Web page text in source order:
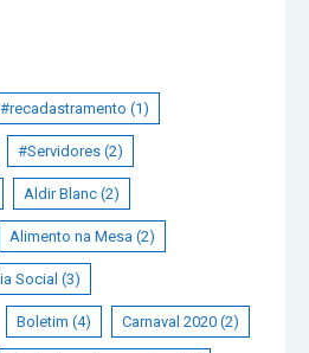
#recadastramento (1)
#Servidores (2)
Aldir Blanc (2)
Alimento na Mesa (2)
Social (3)
Boletim (4) Carnaval 2020 (2)